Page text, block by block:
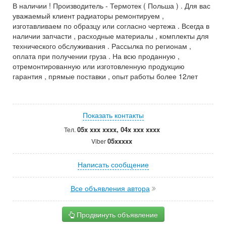
В наличии ! Производитель - Термотек ( Польша ) . Для вас
уважаемый клиент радиаторы ремонтируем ,
изготавливаем по образцу или согласно чертежа . Всегда в
наличии запчасти , расходные материалы , комплекты для
технического обслуживания . Рассылка по регионам ,
оплата при получении груза . На всю проданную ,
отремонтированную или изготовленную продукцию
гарантия , прямые поставки , опыт работы более 12лет
Показать контакты
Тел. 05x xxx xxxx, 04x xxx xxxx
Viber05xxxxx
Написать сообщение
Все объявления автора
Продвинуть объявление